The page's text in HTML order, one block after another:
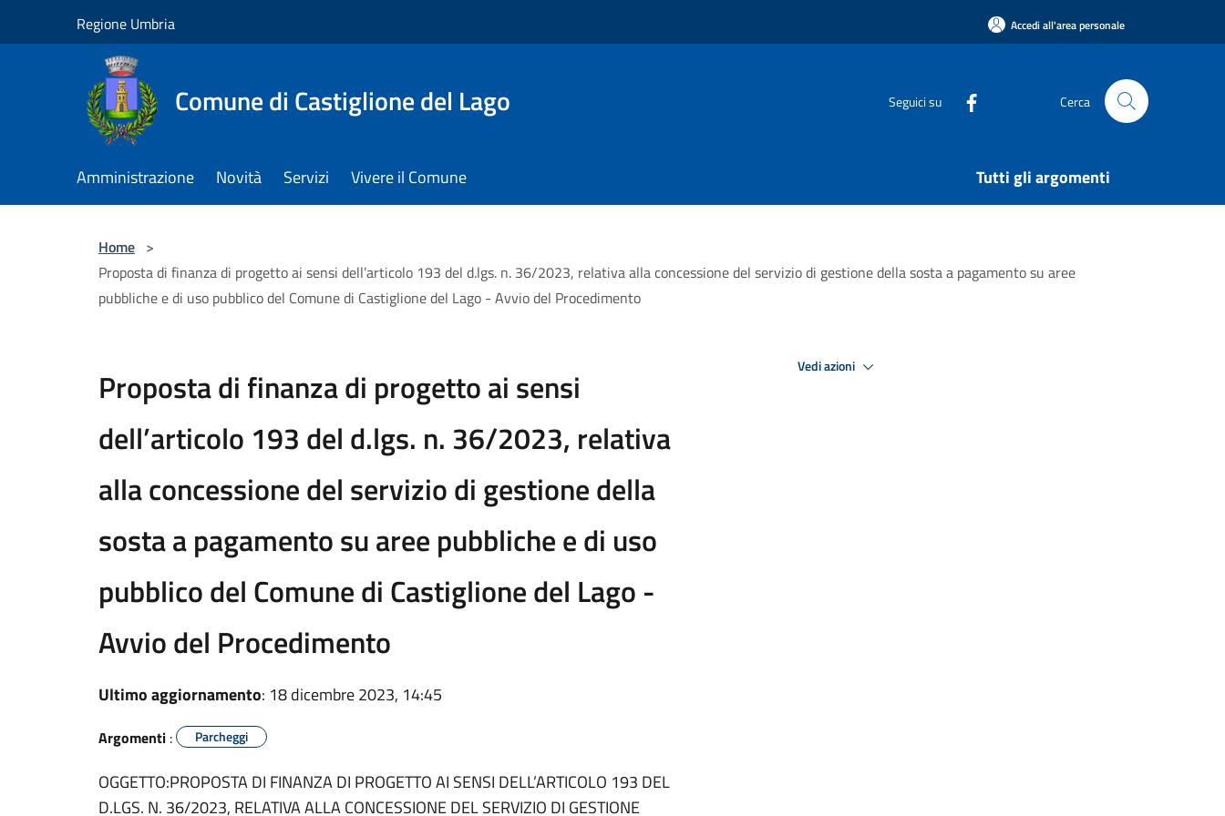
Regione Umbria Accedi all'area personale
Comune di Castiglione del Lago Seguici su Cerca
Amministrazione Novità Servizi Vivere il Comune Tutti gli argomenti
Home >
Proposta di finanza di progetto ai sensi dell’articolo 193 del d.lgs. n. 36/2023, relativa alla concessione del servizio di gestione della sosta a pagamento su aree
pubbliche e di uso pubblico del Comune di Castiglione del Lago - Avvio del Procedimento
Proposta di finanza di progetto ai sensi
dell’articolo 193 del d.lgs. n. 36/2023, relativa
alla concessione del servizio di gestione della
sosta a pagamento su aree pubbliche e di uso
pubblico del Comune di Castiglione del Lago -
Avvio del Procedimento
Ultimo aggiornamento: 18 dicembre 2023, 14:45
Argomenti : Parcheggi
OGGETTO:PROPOSTA DI FINANZA DI PROGETTO AI SENSI DELL’ARTICOLO 193 DEL
D.LGS. N. 36/2023, RELATIVA ALLA CONCESSIONE DEL SERVIZIO DI GESTIONE
Vedi azioni